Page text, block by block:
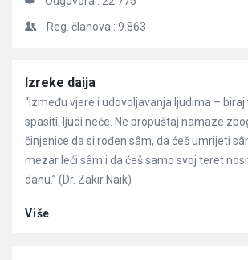
Reg. članova : 9.863
Članci
Izreke daija
“Između vjere i udovoljavanja ljudima – biraj
spasiti, ljudi neće. Ne propuštaj namaze
činjenice da si rođen sâm, da ćeš umrijeti
mezar leći sâm i da ćeš samo svoj teret
danu.” (Dr. Zakir Naik)
Više